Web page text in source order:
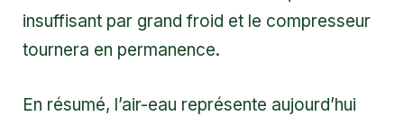
insuffisant par grand froid et le compresseur
tournera en permanence.
En résumé, l’air-eau représente aujourd’hui